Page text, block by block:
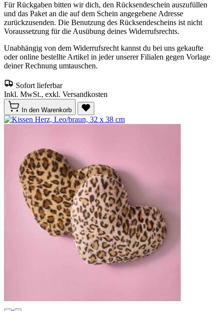
Für Rückgaben bitten wir dich, den Rücksendeschein auszufüllen
und das Paket an die auf dem Schein angegebene Adresse
zurückzusenden. Die Benutzung des Rücksendescheins ist nicht
Voraussetzung für die Ausübung deines Widerrufsrechts.
Unabhängig von dem Widerrufsrecht kannst du bei uns gekaufte
oder online bestellte Artikel in jeder unserer Filialen gegen Vorlage
deiner Rechnung umtauschen.
Sofort lieferbar
Inkl. MwSt., exkl. Versandkosten
In den Warenkorb